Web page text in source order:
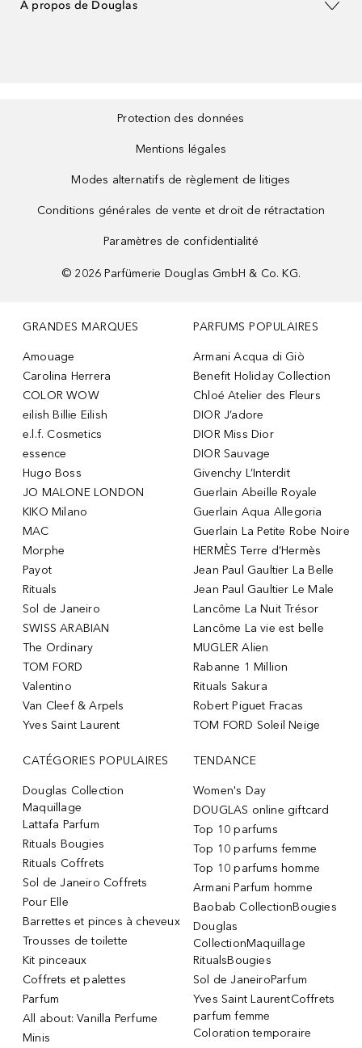
À propos de Douglas
Protection des données
Mentions légales
Modes alternatifs de règlement de litiges
Conditions générales de vente et droit de rétractation
Paramètres de confidentialité
© 2026 Parfümerie Douglas GmbH & Co. KG.
GRANDES MARQUES
Amouage
Carolina Herrera
COLOR WOW
eilish Billie Eilish
e.l.f. Cosmetics
essence
Hugo Boss
JO MALONE LONDON
KIKO Milano
MAC
Morphe
Payot
Rituals
Sol de Janeiro
SWISS ARABIAN
The Ordinary
TOM FORD
Valentino
Van Cleef & Arpels
Yves Saint Laurent
PARFUMS POPULAIRES
Armani Acqua di Giò
Benefit Holiday Collection
Chloé Atelier des Fleurs
DIOR J’adore
DIOR Miss Dior
DIOR Sauvage
Givenchy L’Interdit
Guerlain Abeille Royale
Guerlain Aqua Allegoria
Guerlain La Petite Robe Noire
HERMÈS Terre d’Hermès
Jean Paul Gaultier La Belle
Jean Paul Gaultier Le Male
Lancôme La Nuit Trésor
Lancôme La vie est belle
MUGLER Alien
Rabanne 1 Million
Rituals Sakura
Robert Piguet Fracas
TOM FORD Soleil Neige
CATÉGORIES POPULAIRES
Douglas Collection
Maquillage
Lattafa Parfum
Rituals Bougies
Rituals Coffrets
Sol de Janeiro Coffrets
Pour Elle
Barrettes et pinces à cheveux
Trousses de toilette
Kit pinceaux
Coffrets et palettes
Parfum
All about: Vanilla Perfume
Minis
TENDANCE
Women's Day
DOUGLAS online giftcard
Top 10 parfums
Top 10 parfums femme
Top 10 parfums homme
Armani Parfum homme
Baobab CollectionBougies
Douglas
CollectionMaquillage
RitualsBougies
Sol de JaneiroParfum
Yves Saint LaurentCoffrets
parfum femme
Coloration temporaire